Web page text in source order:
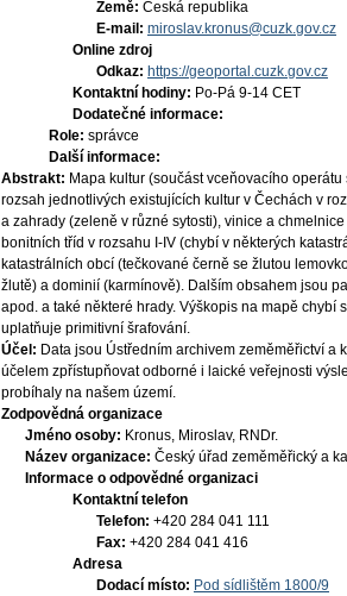
Země: Česká republika
E-mail: miroslav.kronus@cuzk.gov.cz
Online zdroj
Odkaz: https://geoportal.cuzk.gov.cz
Kontaktní hodiny: Po-Pá 9-14 CET
Dodatečné informace:
Role: správce
Další informace:
Abstrakt: Mapa kultur (součást vceňovacího
rozsah jednotlivých existujících kultur v Čechách v
a zahrady (zeleně v různé sytosti), vinice a
bonitních tříd v rozsahu I-IV (chybí v některých
katastrálních obcí (tečkované černě se žlutou
žlutě) a dominií (karmínově). Dalším obsahem jsou
apod. a také některé hrady. Výškopis na mapě
uplatňuje primitivní šrafování.
Účel: Data jsou Ústředním archivem zeměměřictví
účelem zpřístupňovat odborné i laické veřejnosti
probíhaly na našem území.
Zodpovědná organizace
Jméno osoby: Kronus, Miroslav, RNDr.
Název organizace: Český úřad zeměměřický a
Informace o odpovědné organizaci
Kontaktní telefon
Telefon: +420 284 041 111
Fax: +420 284 041 416
Adresa
Dodací místo: Pod sídlištěm 1800/9